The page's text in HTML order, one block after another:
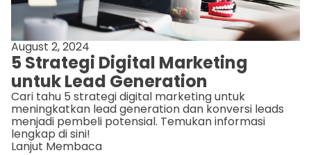
August 2, 2024
5 Strategi Digital Marketing
untuk Lead Generation
Cari tahu 5 strategi digital marketing untuk
meningkatkan lead generation dan konversi leads
menjadi pembeli potensial. Temukan informasi
lengkap di sini!
Lanjut Membaca